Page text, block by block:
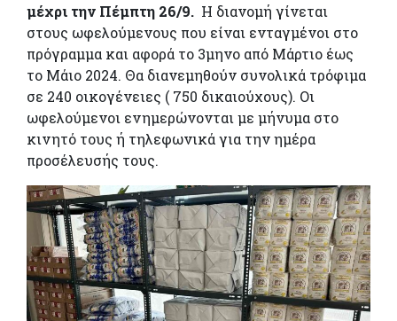
μέχρι την Πέμπτη 26/9. Η διανομή γίνεται
στους ωφελούμενους που είναι ενταγμένοι στο
πρόγραμμα και αφορά το 3μηνο από Μάρτιο έως
το Μάιο 2024. Θα διανεμηθούν συνολικά τρόφιμα
σε 240 οικογένειες ( 750 δικαιούχους). Οι
ωφελούμενοι ενημερώνονται με μήνυμα στο
κινητό τους ή τηλεφωνικά για την ημέρα
προσέλευσής τους.